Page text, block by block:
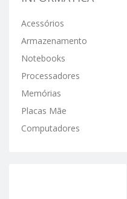
Acessórios
Armazenamento
Notebooks
Processadores
Memórias
Placas Mãe
Computadores